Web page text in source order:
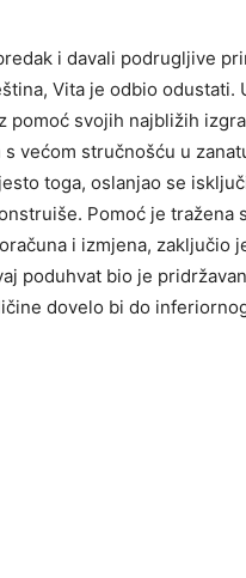
i davali podrugljive
Vita je odbio odustati.
pomoć svojih najbližih
većom stručnošću u
toga, oslanjao se
Pomoć je tražena
i izmjena, zaključio
poduhvat bio je
dovelo bi do